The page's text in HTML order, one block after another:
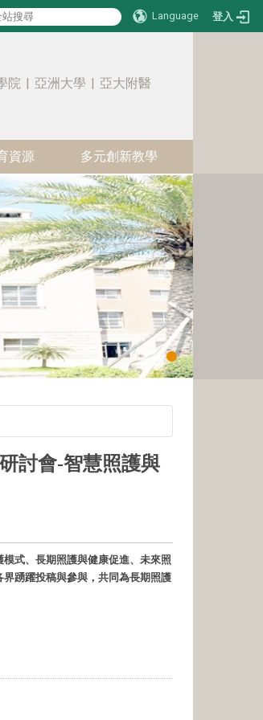
Language 登入
院 | 亞洲大學 | 亞大附醫
資源 多元創新教學
討會-智慧照護與
式、長期照護與健康促進、未來照
踴躍投稿與參與，共同為長期照護